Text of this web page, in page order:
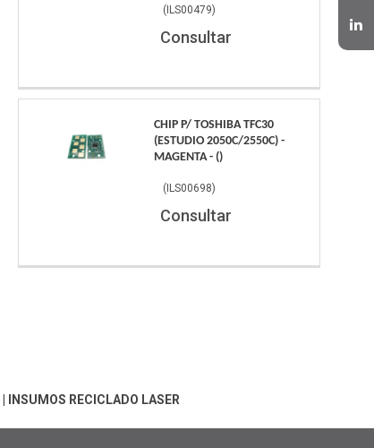
( ILS00479)
Consultar
CHIP P/ TOSHIBA TFC30
(ESTUDIO 2050C/2550C) -
MAGENTA - ()
( ILS00698)
Consultar
INSUMOS RECICLADO LASER